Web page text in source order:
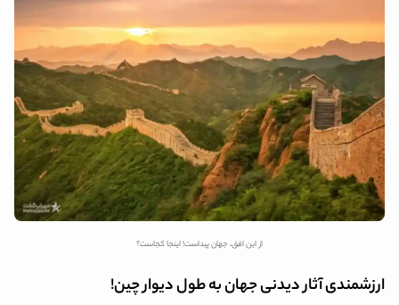
از این افق، جهان پیداست! اینجا کجاست؟
ارزشمندی آثار دیدنی جهان به طول دیوار چین!